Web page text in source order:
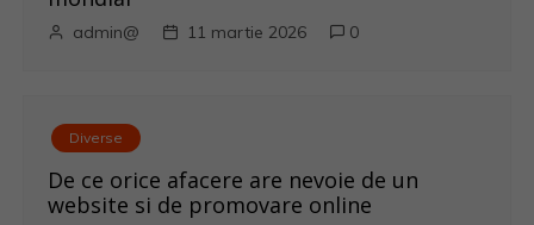
admin@ 11 martie 2026 0
Diverse
De ce orice afacere are nevoie de un
website si de promovare online